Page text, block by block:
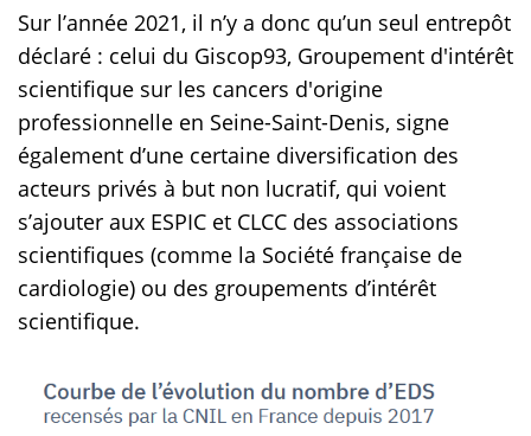
Sur l’année 2021, il n’y a donc qu’un seul entrepôt
déclaré : celui du Giscop93, Groupement d'intérêt
scientifique sur les cancers d'origine
professionnelle en Seine-Saint-Denis, signe
également d’une certaine diversification des
acteurs privés à but non lucratif, qui voient
s’ajouter aux ESPIC et CLCC des associations
scientifiques (comme la Société française de
cardiologie) ou des groupements d’intérêt
scientifique.